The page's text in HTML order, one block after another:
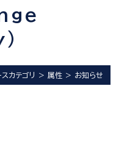
スカテゴリ 属性 お知らせ